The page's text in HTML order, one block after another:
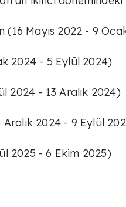
(16 Mayıs 2022 - 9
2024 - 5 Eylül 2024)
2024 - 13 Aralık 2024)
2024 - 9 Eylül
2025 - 6 Ekim 2025)